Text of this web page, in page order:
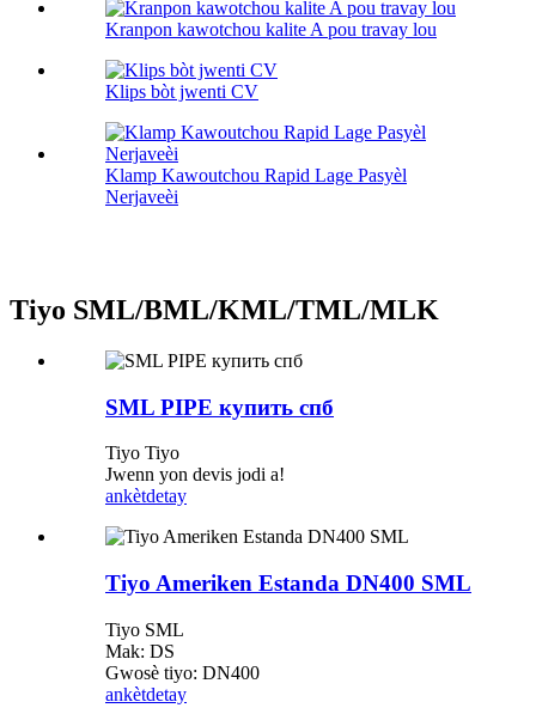
Kranpon kawotchou kalite A pou travay lou
Klips bòt jwenti CV
Klamp Kawoutchou Rapid Lage Pasyèl
Nerjaveèi
Tiyo SML/BML/KML/TML/MLK
SML PIPE купить спб​
Tiyo Tiyo
Jwenn yon devis jodi a!
ankètdetay
Tiyo Ameriken Estanda DN400 SML
Tiyo SML
Mak: DS
Gwosè tiyo: DN400
ankètdetay